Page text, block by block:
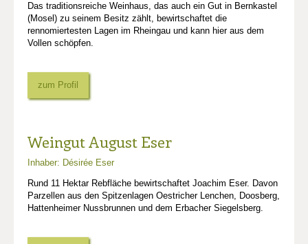
Das traditionsreiche Weinhaus, das auch ein Gut in Bernkastel
(Mosel) zu seinem Besitz zählt, bewirtschaftet die
rennomiertesten Lagen im Rheingau und kann hier aus dem
Vollen schöpfen.
zum Profil
Weingut August Eser
Inhaber: Désirée Eser
Rund 11 Hektar Rebfläche bewirtschaftet Joachim Eser. Davon
Parzellen aus den Spitzenlagen Oestricher Lenchen, Doosberg,
Hattenheimer Nussbrunnen und dem Erbacher Siegelsberg.